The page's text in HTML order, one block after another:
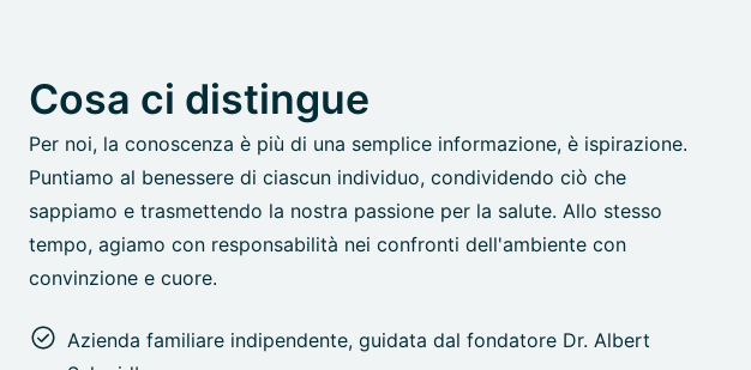
Cosa ci distingue
Per noi, la conoscenza è più di una semplice informazione, è ispirazione.
Puntiamo al benessere di ciascun individuo, condividendo ciò che
sappiamo e trasmettendo la nostra passione per la salute. Allo stesso
tempo, agiamo con responsabilità nei confronti dell'ambiente con
convinzione e cuore.
Azienda familiare indipendente, guidata dal fondatore Dr. Albert